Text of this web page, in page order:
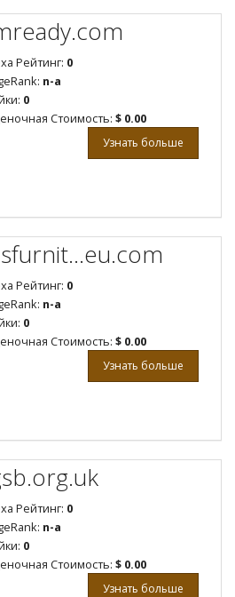
Рейтинг: 0
n-a
0
Стоимость: $ 0.00
Узнать больше
Рейтинг: 0
n-a
0
Стоимость: $ 0.00
Узнать больше
Рейтинг: 0
n-a
0
Стоимость: $ 0.00
Узнать больше